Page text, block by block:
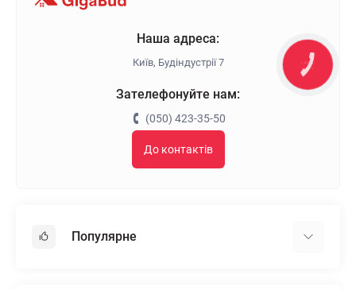
Наша адреса:
Київ, Будіндустрії 7
Зателефонуйте нам:
(050) 423-35-50
До контактів
Популярне
КНОПКА
ЗВ'ЯЗКУ